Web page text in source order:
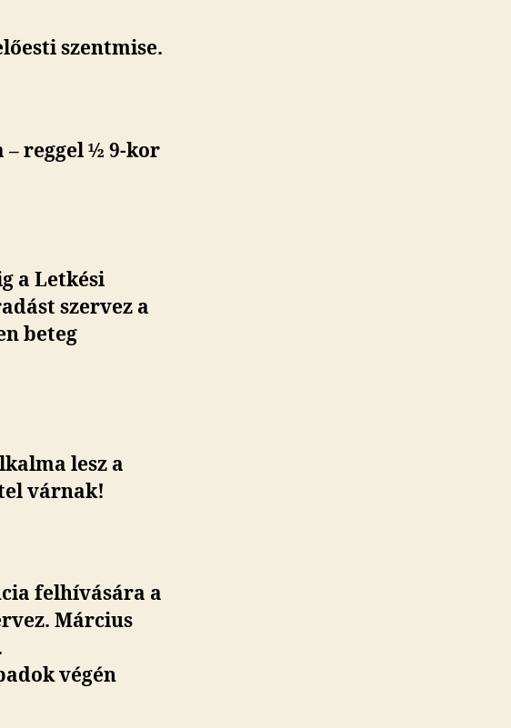
szentmise.
– reggel ½ 9-kor
a Letkési
szervez a
beteg
lesz a
várnak!
felhívására a
Március
végén